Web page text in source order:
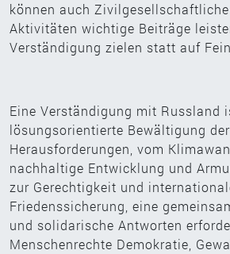
können auch
Aktivitäten wichtige Beiträge
Verständigung zielen statt auf
Eine Verständigung mit Russland
lösungsorientierte Bewältigung
Herausforderungen, vom
nachhaltige Entwicklung und
zur Gerechtigkeit und
Friedenssicherung, eine
und solidarische Antworten
Menschenrechte Demokratie,